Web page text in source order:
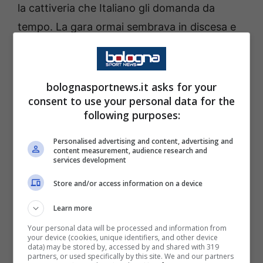
la cattiveria che Italiano gli domanda da
tempo. La gara ormai sembrava in discesa e
Dallinga al minuto 67 segna il 3-0, poi
annullato dal Var per fuorigioco di Orsolini.
Da lì in poi black-out: l’inerzia è passata tutta
a favore della Fiorentina. Al 70’ viene
ammonito Holm e pochissimo dopo
Ferguson
“para” un cross di Dodô. Calcio di rigore e
di Gudmundsson
attaccare e durante una ripartenza
ottiene il secondo giallo, espulsione
Il finale di partita è un assedio alla fortezza
bolognasportnews.it asks for your
consent to use your personal data for the
following purposes:
Personalised advertising and content, advertising and
content measurement, audience research and
services development
Store and/or access information on a device
Learn more
Your personal data will be processed and information from
your device (cookies, unique identifiers, and other device
data) may be stored by, accessed by and shared with 319
partners, or used specifically by this site. We and our partners